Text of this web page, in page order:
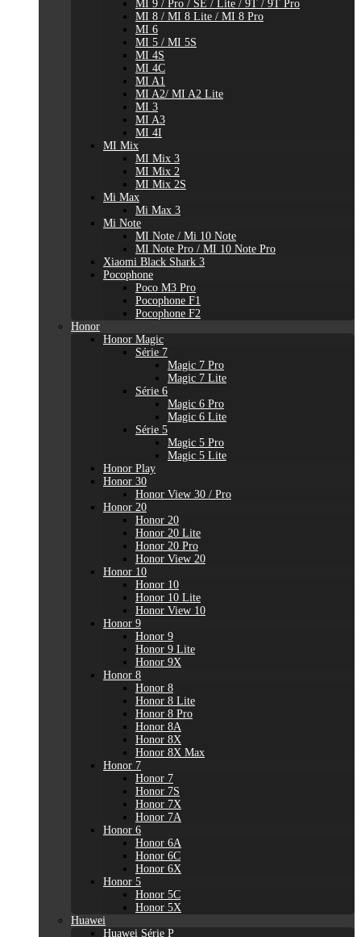
MI 9 / Pro / SE / Lite / 9T / 9T Pro
MI 8 / MI 8 Lite / MI 8 Pro
MI 6
MI 5 / MI 5S
MI 4S
MI 4C
MI A1
MI A2/ MI A2 Lite
MI 3
MI A3
MI 4I
MI Mix
MI Mix 3
MI Mix 2
MI Mix 2S
Mi Max
Mi Max 3
Mi Note
MI Note / Mi 10 Note
MI Note Pro / MI 10 Note Pro
Xiaomi Black Shark 3
Pocophone
Poco M3 Pro
Pocophone F1
Pocophone F2
Honor
Honor Magic
Série 7
Magic 7 Pro
Magic 7 Lite
Série 6
Magic 6 Pro
Magic 6 Lite
Série 5
Magic 5 Pro
Magic 5 Lite
Honor Play
Honor 30
Honor View 30 / Pro
Honor 20
Honor 20
Honor 20 Lite
Honor 20 Pro
Honor View 20
Honor 10
Honor 10
Honor 10 Lite
Honor View 10
Honor 9
Honor 9
Honor 9 Lite
Honor 9X
Honor 8
Honor 8
Honor 8 Lite
Honor 8 Pro
Honor 8A
Honor 8X
Honor 8X Max
Honor 7
Honor 7
Honor 7S
Honor 7X
Honor 7A
Honor 6
Honor 6A
Honor 6C
Honor 6X
Honor 5
Honor 5C
Honor 5X
Huawei
Huawei Série P